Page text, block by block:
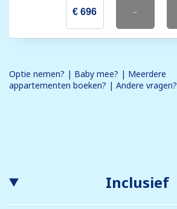
€ 696 -
Optie nemen? | Baby mee? | Meerdere
appartementen boeken? | Andere vragen?
Inclusief